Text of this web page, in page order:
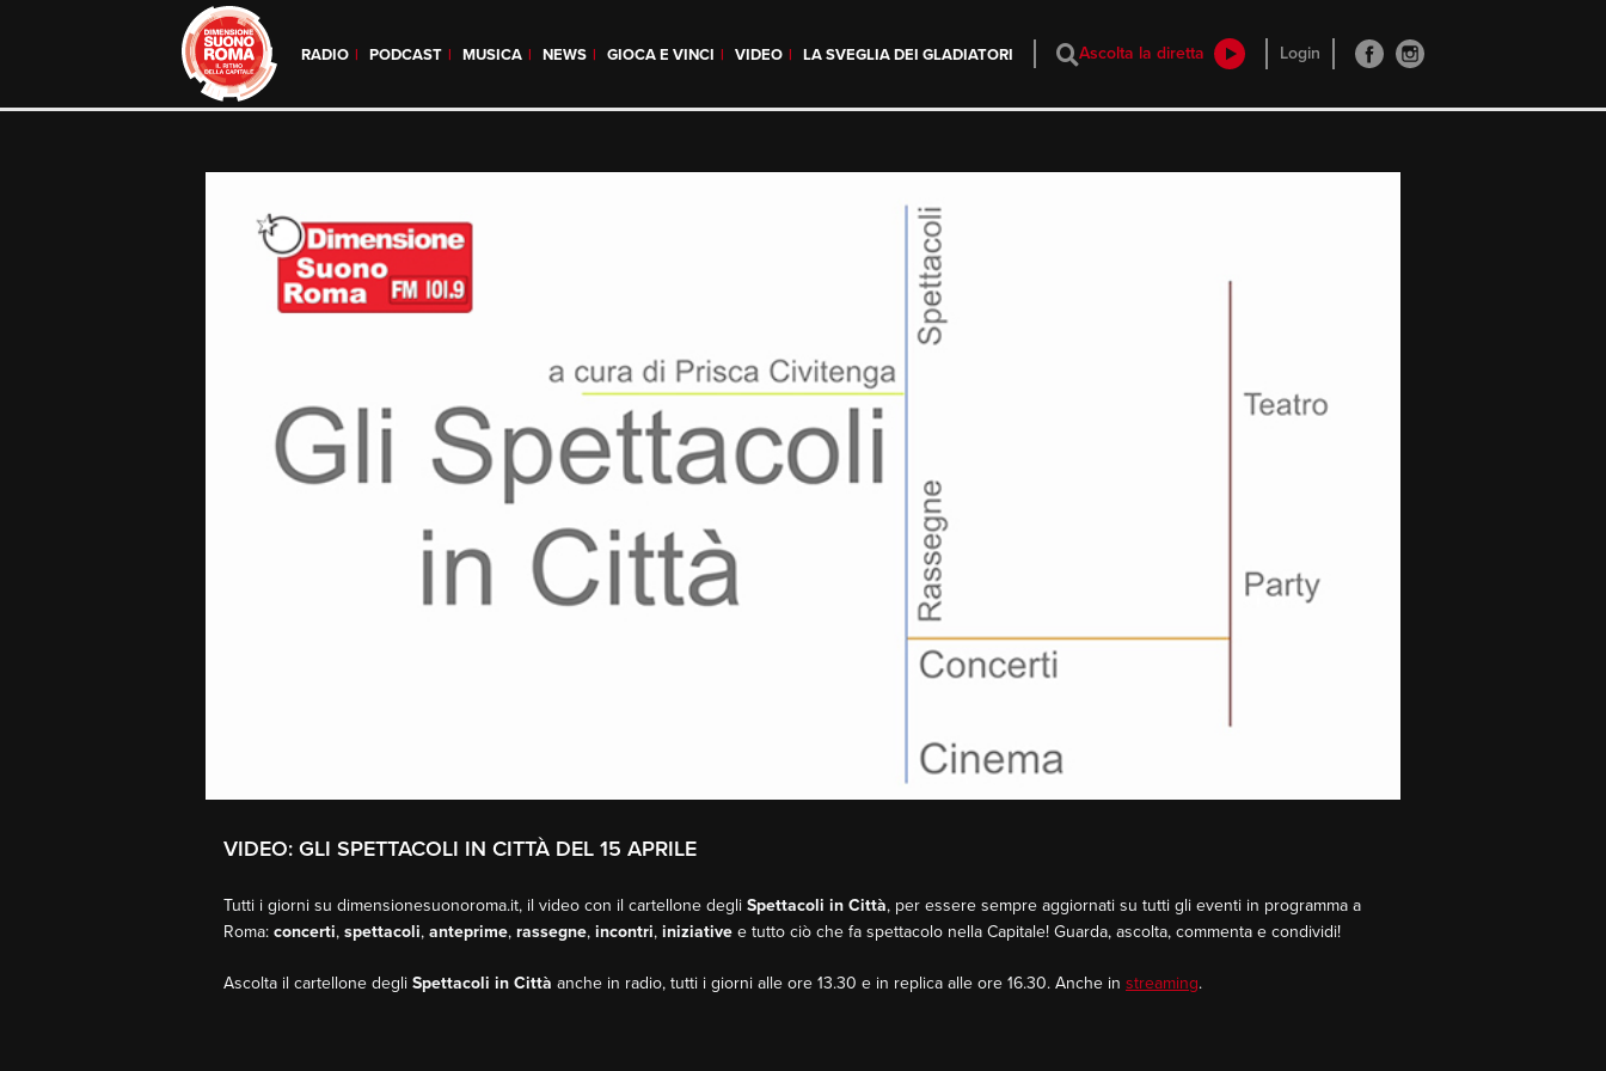
RADIO PODCAST MUSICA NEWS GIOCA E VINCI VIDEO LA SVEGLIA DEI GLADIATORI Ascolta la diretta Login
VIDEO: GLI SPETTACOLI IN CITTÀ DEL 15 APRILE
Tutti i giorni su dimensionesuonoroma.it, il video con il cartellone degli Spettacoli in Città, per essere sempre aggiornati su tutti gli eventi in programma a
Roma: concerti, spettacoli, anteprime, rassegne, incontri, iniziative e tutto ciò che fa spettacolo nella Capitale! Guarda, ascolta, commenta e condividi!
Ascolta il cartellone degli Spettacoli in Città anche in radio, tutti i giorni alle ore 13.30 e in replica alle ore 16.30. Anche in streaming.